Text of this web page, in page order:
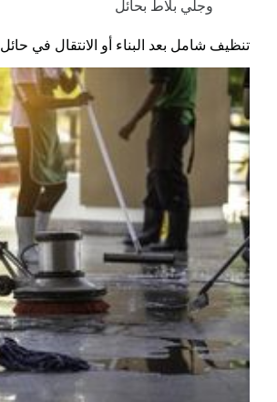
وجلي بلاط بحائل
تنظيف شامل بعد البناء أو الانتقال في حائل